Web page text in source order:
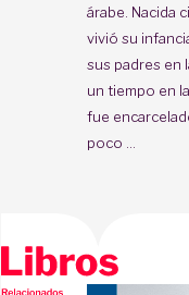
árabe. Nacida
vivió su
sus padres en
un tiempo en
fue
poco ...